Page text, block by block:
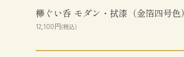
欅ぐい呑 モダン・拭漆（金箔四号色）
12,100円(税込)